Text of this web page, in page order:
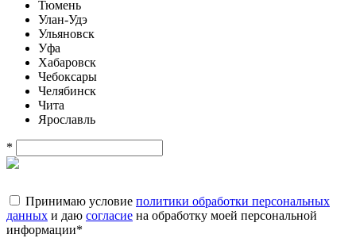
Тюмень
Улан-Удэ
Ульяновск
Уфа
Хабаровск
Чебоксары
Челябинск
Чита
Ярославль
*
Принимаю условие политики обработки персональных
данных и даю согласие на обработку моей персональной
информации*